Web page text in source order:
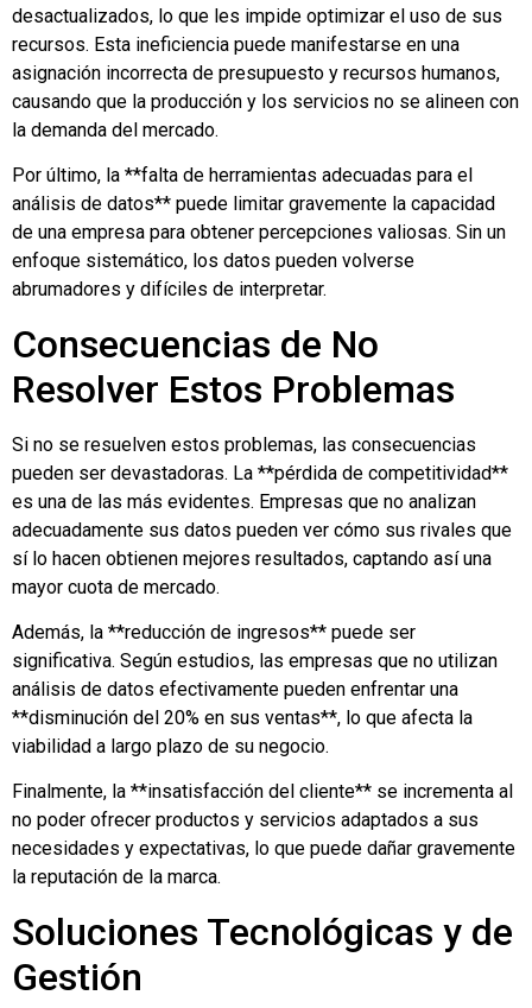
desactualizados, lo que les impide optimizar el uso de sus
recursos. Esta ineficiencia puede manifestarse en una
asignación incorrecta de presupuesto y recursos humanos,
causando que la producción y los servicios no se alineen con
la demanda del mercado.
Por último, la **falta de herramientas adecuadas para el
análisis de datos** puede limitar gravemente la capacidad
de una empresa para obtener percepciones valiosas. Sin un
enfoque sistemático, los datos pueden volverse
abrumadores y difíciles de interpretar.
Consecuencias de No
Resolver Estos Problemas
Si no se resuelven estos problemas, las consecuencias
pueden ser devastadoras. La **pérdida de competitividad**
es una de las más evidentes. Empresas que no analizan
adecuadamente sus datos pueden ver cómo sus rivales que
sí lo hacen obtienen mejores resultados, captando así una
mayor cuota de mercado.
Además, la **reducción de ingresos** puede ser
significativa. Según estudios, las empresas que no utilizan
análisis de datos efectivamente pueden enfrentar una
**disminución del 20% en sus ventas**, lo que afecta la
viabilidad a largo plazo de su negocio.
Finalmente, la **insatisfacción del cliente** se incrementa al
no poder ofrecer productos y servicios adaptados a sus
necesidades y expectativas, lo que puede dañar gravemente
la reputación de la marca.
Soluciones Tecnológicas y de
Gestión